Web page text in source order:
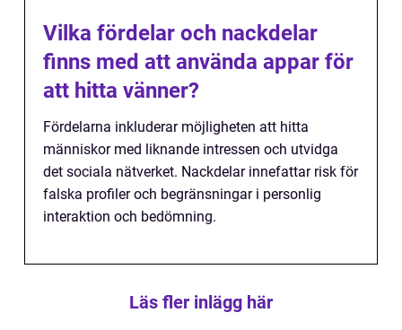
Vilka fördelar och nackdelar
finns med att använda appar för
att hitta vänner?
Fördelarna inkluderar möjligheten att hitta
människor med liknande intressen och utvidga
det sociala nätverket. Nackdelar innefattar risk för
falska profiler och begränsningar i personlig
interaktion och bedömning.
Läs fler inlägg här